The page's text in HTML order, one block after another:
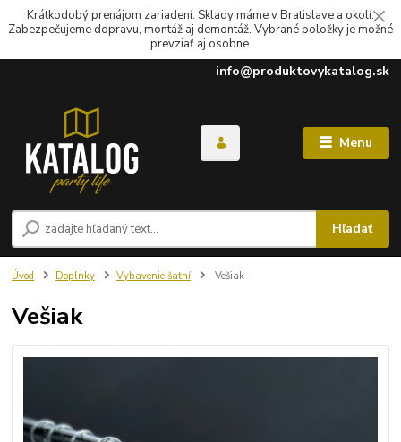
Krátkodobý prenájom zariadení. Sklady máme v Bratislave a okolí.
Zabezpečujeme dopravu, montáž aj demontáž. Vybrané položky je možné
prevziať aj osobne.
Menu
Hľadať
info@produktovykatalog.sk
Úvod Doplnky Vybavenie šatní Vešiak
Vešiak